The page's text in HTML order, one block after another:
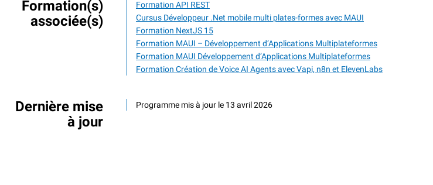
Formation(s)
associée(s)
Formation API REST
Cursus Développeur .Net mobile multi plates-formes avec MAUI
Formation NextJS 15
Formation MAUI – Développement d’Applications Multiplateformes
Formation MAUI Développement d’Applications Multiplateformes
Formation Création de Voice AI Agents avec Vapi, n8n et ElevenLabs
Dernière mise
à jour
Programme mis à jour le 13 avril 2026